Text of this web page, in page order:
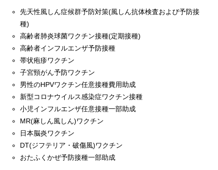
先天性風しん症候群予防対策(風しん抗体検査および予防接
種)
高齢者肺炎球菌ワクチン接種(定期接種)
高齢者インフルエンザ予防接種
帯状疱疹ワクチン
子宮頸がん予防ワクチン
男性のHPVワクチン任意接種費用助成
新型コロナウイルス感染症ワクチン接種
小児インフルエンザ任意接種一部助成
MR(麻しん風しん)ワクチン
日本脳炎ワクチン
DT(ジフテリア・破傷風)ワクチン
おたふくかぜ予防接種一部助成